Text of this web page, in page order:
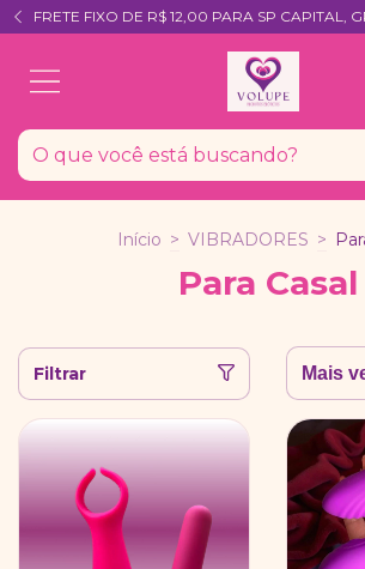
FRETE FIXO DE R$ 12,00 PARA SP CAPITAL,
Início > VIBRADORES >
Para Casal
Filtrar